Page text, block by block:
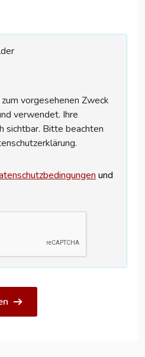
vorgesehenen Zweck
verwendet. Ihre
sichtbar. Bitte beachten
und